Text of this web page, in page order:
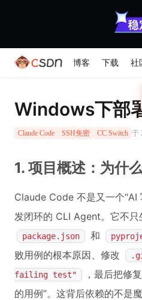
博客 下载 社
Windows下部
Claude Code SSH免密 CC Switch 于
1. 项目概述：为什
Claude Code 不是又一个“AI
发闭环的 CLI Agent。它不
package.json 和
败用例的根本原因、修改
failing test"
，最后把修
的用例”。这背后依赖的不是